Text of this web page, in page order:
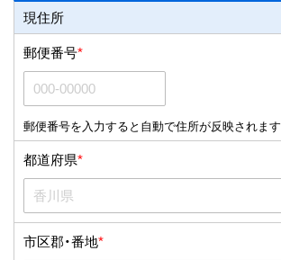
現住所
郵便番号*
郵便番号を入力すると自動で住所が反映されます
都道府県*
市区郡・番地*